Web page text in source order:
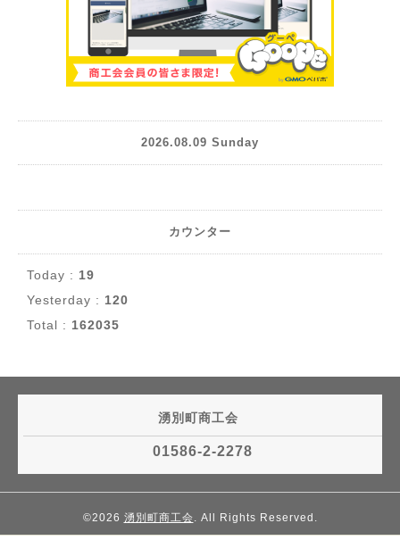
2026.08.09 Sunday
カウンター
Today : 19
Yesterday : 120
Total : 162035
湧別町商工会
01586-2-2278
©2026 湧別町商工会. All Rights Reserved.